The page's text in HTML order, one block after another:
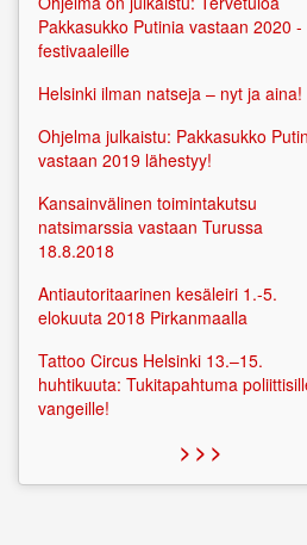
Pakkasukko Putinia vastaan 2020 -
festivaaleille
Helsinki ilman natseja – nyt ja aina!
Ohjelma julkaistu: Pakkasukko
vastaan 2019 lähestyy!
Kansainvälinen toimintakutsu
natsimarssia vastaan Turussa
18.8.2018
Antiautoritaarinen kesäleiri 1.-5.
elokuuta 2018 Pirkanmaalla
Tattoo Circus Helsinki 13.–15.
huhtikuuta: Tukitapahtuma
vangeille!
> > >